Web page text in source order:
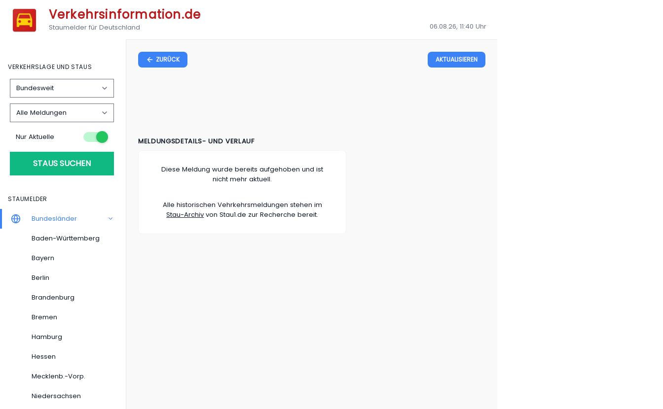
Verkehrsinformation.de
Staumelder für Deutschland 06.08.26, 11:40 Uhr
VERKEHRSLAGE UND STAUS
Nur Aktuelle
STAUS SUCHEN
STAUMELDER
Bundesländer
Baden-Württemberg
Bayern
Berlin
Brandenburg
Bremen
Hamburg
Hessen
Mecklenb.-Vorp.
Niedersachsen
ZURÜCK AKTUALISIEREN
MELDUNGSDETAILS- UND VERLAUF
Diese Meldung wurde bereits aufgehoben und ist
nicht mehr aktuell.
Alle historischen Vehrkehrsmeldungen stehen im
Stau-Archiv von Stau1.de zur Recherche bereit.